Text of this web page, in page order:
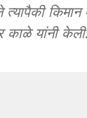
काळे यांनी केली.